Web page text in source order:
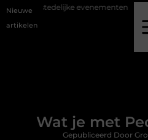
Nieuwe
artikelen
evenementen Alles
Wat je met
Gepubliceerd Door